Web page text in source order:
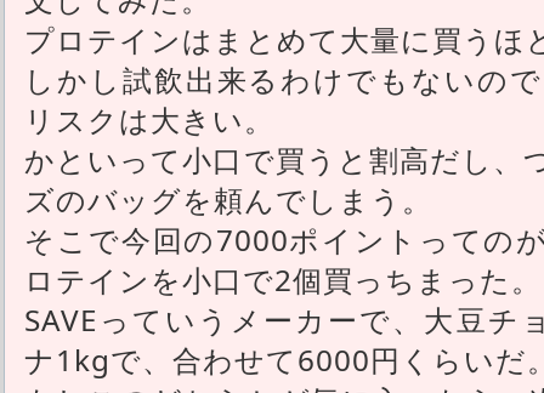
プロテインはまとめて大量に買うほ
しかし試飲出来るわけでもないの
リスクは大きい。
かといって小口で買うと割高だし、
ズのバッグを頼んでしまう。
そこで今回の7000ポイントっての
ロテインを小口で2個買っちまった。
SAVEっていうメーカーで、大豆
ナ1kgで、合わせて6000円くらいだ